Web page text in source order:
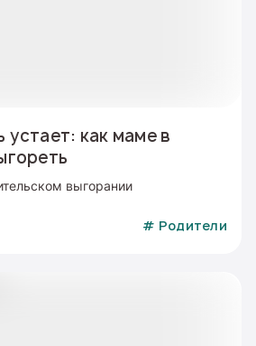
устает: как маме в
выгорании
# Родители